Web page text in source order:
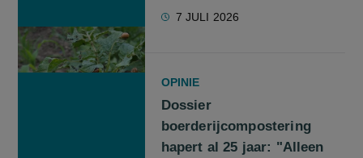
7 JULI 2026
OPINIE
Dossier
boerderijcompostering
hapert al 25 jaar: "Alleen